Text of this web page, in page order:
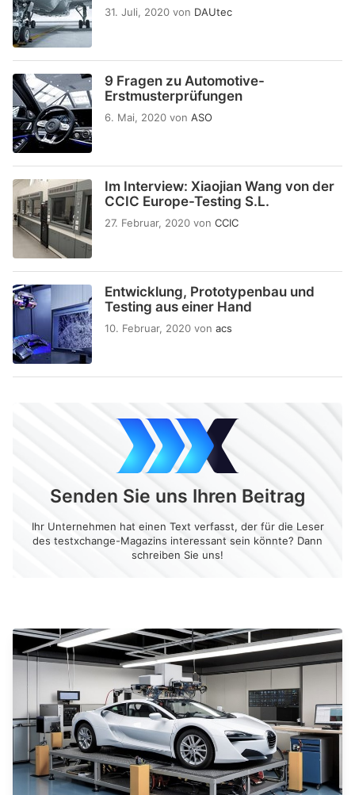
31. Juli, 2020 von DAUtec
9 Fragen zu Automotive-
Erstmusterprüfungen
6. Mai, 2020 von ASO
Im Interview: Xiaojian Wang von der
CCIC Europe-Testing S.L.
27. Februar, 2020 von CCIC
Entwicklung, Prototypenbau und
Testing aus einer Hand
10. Februar, 2020 von acs
Senden Sie uns Ihren Beitrag
Ihr Unternehmen hat einen Text verfasst, der für die Leser
des testxchange-Magazins interessant sein könnte? Dann
schreiben Sie uns!